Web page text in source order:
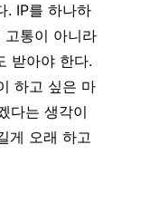
. IP를 하나하
고통이 아니라
받아야 한다.
하고 싶은 마
다는 생각이
게 오래 하고